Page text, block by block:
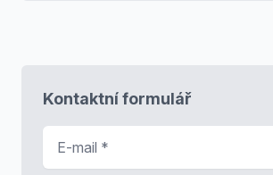
Kontaktní formulář